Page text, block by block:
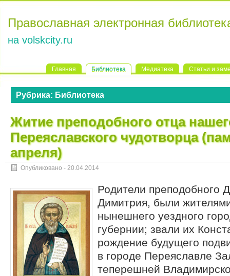
Православная электронная
на volskcity.ru
Главная Библиотека Медиатека Статьи и
Рубрика: Библиотека
Житие преподобного отца
Переяславского чудотворца
апреля)
Опубликовано - 20.04.2014
Родители преподобного
Димитрия, были
нынешнего уездного
губернии; звали их
рождение будущего
в городе Переяславле
теперешней